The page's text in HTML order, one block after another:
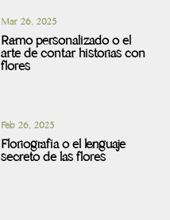
Mar 26, 2025
Ramo personalizado o el
arte de contar historias con
flores
Feb 26, 2025
Floriografía o el lenguaje
secreto de las flores